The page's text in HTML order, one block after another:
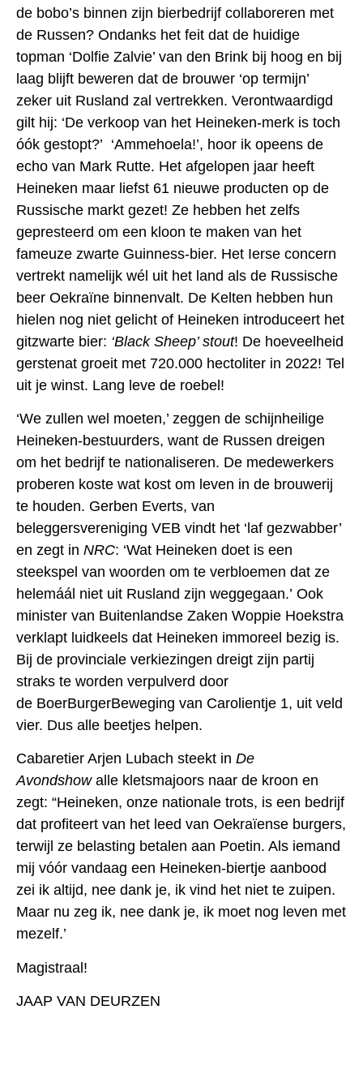
de bobo’s binnen zijn bierbedrijf collaboreren met
de Russen? Ondanks het feit dat de huidige
topman ‘Dolfie Zalvie’ van den Brink bij hoog en bij
laag blijft beweren dat de brouwer ‘op termijn’
zeker uit Rusland zal vertrekken. Verontwaardigd
gilt hij: ‘De verkoop van het Heineken-merk is toch
óók gestopt?’ ‘Ammehoela!’, hoor ik opeens de
echo van Mark Rutte. Het afgelopen jaar heeft
Heineken maar liefst 61 nieuwe producten op de
Russische markt gezet! Ze hebben het zelfs
gepresteerd om een kloon te maken van het
fameuze zwarte Guinness-bier. Het Ierse concern
vertrekt namelijk wél uit het land als de Russische
beer Oekraïne binnenvalt. De Kelten hebben hun
hielen nog niet gelicht of Heineken introduceert het
gitzwarte bier: ‘Black Sheep’ stout! De hoeveelheid
gerstenat groeit met 720.000 hectoliter in 2022! Tel
uit je winst. Lang leve de roebel!
‘We zullen wel moeten,’ zeggen de schijnheilige
Heineken-bestuurders, want de Russen dreigen
om het bedrijf te nationaliseren. De medewerkers
proberen koste wat kost om leven in de brouwerij
te houden. Gerben Everts, van
beleggersvereniging VEB vindt het ‘laf gezwabber’
en zegt in NRC: ‘Wat Heineken doet is een
steekspel van woorden om te verbloemen dat ze
helemáál niet uit Rusland zijn weggegaan.’ Ook
minister van Buitenlandse Zaken Woppie Hoekstra
verklapt luidkeels dat Heineken immoreel bezig is.
Bij de provinciale verkiezingen dreigt zijn partij
straks te worden verpulverd door
de BoerBurgerBeweging van Carolientje 1, uit veld
vier. Dus alle beetjes helpen.
Cabaretier Arjen Lubach steekt in De
Avondshowalle kletsmajoors naar de kroon en
zegt: “Heineken, onze nationale trots, is een bedrijf
dat profiteert van het leed van Oekraïense burgers,
terwijl ze belasting betalen aan Poetin. Als iemand
mij vóór vandaag een Heineken-biertje aanbood
zei ik altijd, nee dank je, ik vind het niet te zuipen.
Maar nu zeg ik, nee dank je, ik moet nog leven met
mezelf.’
Magistraal!
JAAP VAN DEURZEN